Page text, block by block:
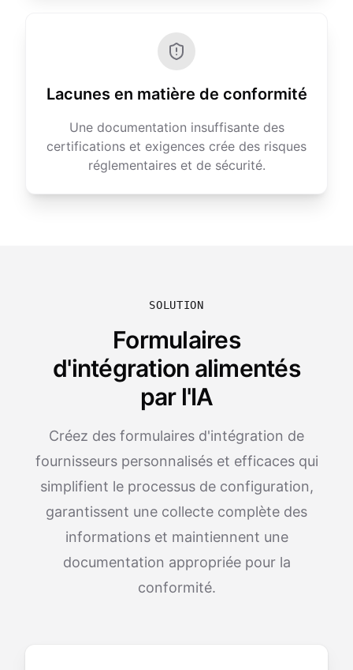
Lacunes en matière de conformité
Une documentation insuffisante des
certifications et exigences crée des risques
réglementaires et de sécurité.
SOLUTION
Formulaires
d'intégration alimentés
par l'IA
Créez des formulaires d'intégration de
fournisseurs personnalisés et efficaces qui
simplifient le processus de configuration,
garantissent une collecte complète des
informations et maintiennent une
documentation appropriée pour la
conformité.